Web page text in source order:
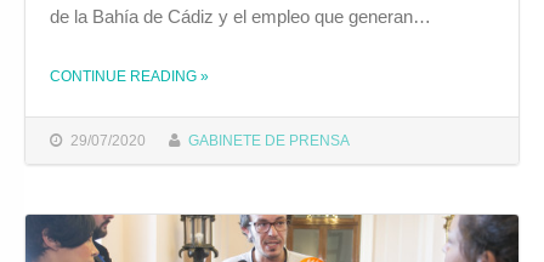
29/07/2020 GABINETE DE PRENSA
de la Bahía de Cádiz y el empleo que generan…
CONTINUE READING THE "CARLOS PARADAS: “NO ESTÁ EN PELIGRO UN BARCO O DOS, SINO LA INDUSTRIALIZACIÓN DE LA BAHÍA”"
»